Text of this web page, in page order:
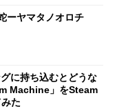
ーヤマタノオロチ
に持ち込むとどうな
Machine」をSteam
た